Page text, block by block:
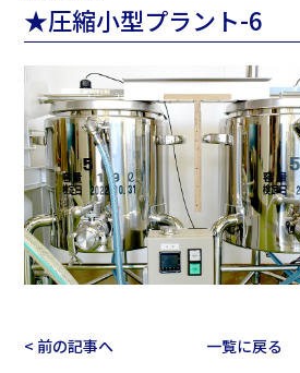
★圧縮小型プラント-6
< 前の記事へ 一覧に戻る